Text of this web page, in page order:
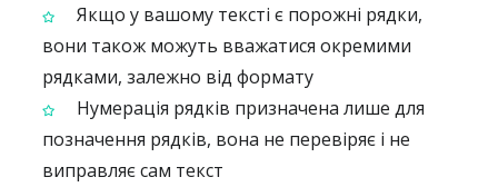
Якщо у вашому тексті є порожні рядки,
вони також можуть вважатися окремими
рядками, залежно від формату
Нумерація рядків призначена лише для
позначення рядків, вона не перевіряє і не
виправляє сам текст